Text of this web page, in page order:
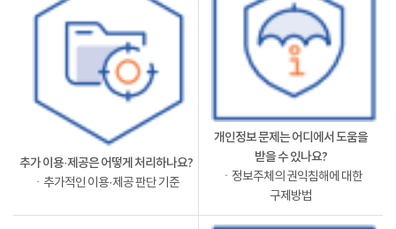
추가 이용·제공은 어떻게 처리하나요?
ㆍ추가적인 이용·제공 판단 기준
개인정보 문제는 어디에서 도움을
받을 수 있나요?
ㆍ정보주체의 권익침해에 대한
구제방법